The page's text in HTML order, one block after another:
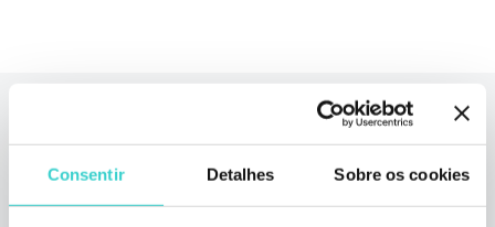
Consentir Detalhes Sobre os cookies
Leia também